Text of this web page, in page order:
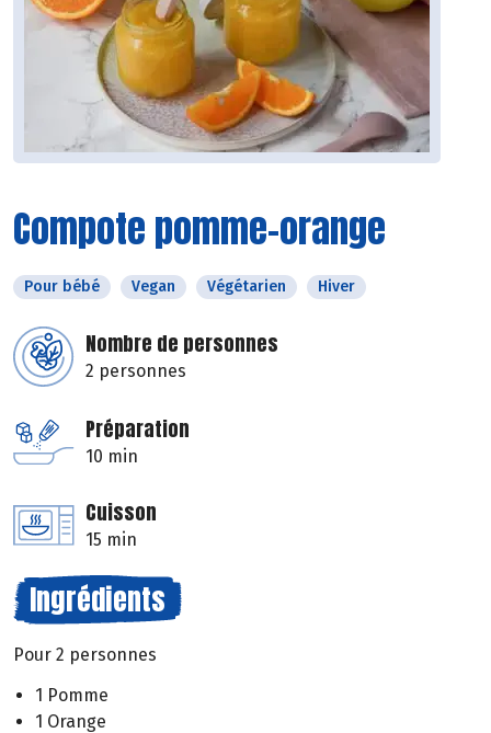
Compote pomme-orange
Pour bébé Vegan Végétarien Hiver
Nombre de personnes
2 personnes
Préparation
10 min
Cuisson
15 min
Ingrédients
Pour 2 personnes
1 Pomme
1 Orange